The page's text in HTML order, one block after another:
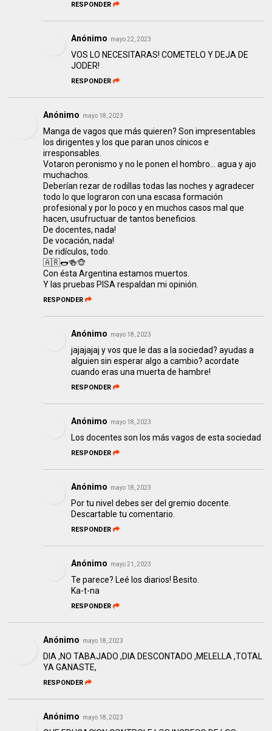
RESPONDER
Anónimo mayo 22, 2023
VOS LO NECESITARAS! COMETELO Y DEJA DE
JODER!
RESPONDER
Anónimo mayo 18, 2023
Manga de vagos que más quieren? Son impresentables
los dirigentes y los que paran unos cínicos e
irresponsables.
Votaron peronismo y no le ponen el hombro... agua y ajo
muchachos.
Deberían rezar de rodillas todas las noches y agradecer
todo lo que lograron con una escasa formación
profesional y por lo poco y en muchos casos mal que
hacen, usufructuar de tantos beneficios.
De docentes, nada!
De vocación, nada!
De ridículos, todo.
🇦🇷🌭🍻🐵
Con ésta Argentina estamos muertos.
Y las pruebas PISA respaldan mi opinión.
RESPONDER
Anónimo mayo 18, 2023
jajajajaj y vos que le das a la sociedad? ayudas a
alguien sin esperar algo a cambio? acordate
cuando eras una muerta de hambre!
RESPONDER
Anónimo mayo 18, 2023
Los docentes son los más vagos de esta sociedad
RESPONDER
Anónimo mayo 18, 2023
Por tu nivel debes ser del gremio docente.
Descartable tu comentario.
RESPONDER
Anónimo mayo 21, 2023
Te parece? Leé los diarios! Besito.
Ka-t-na
RESPONDER
Anónimo mayo 18, 2023
DIA ,NO TABAJADO ,DIA DESCONTADO ,MELELLA ,TOTAL
YA GANASTE,
RESPONDER
Anónimo mayo 18, 2023